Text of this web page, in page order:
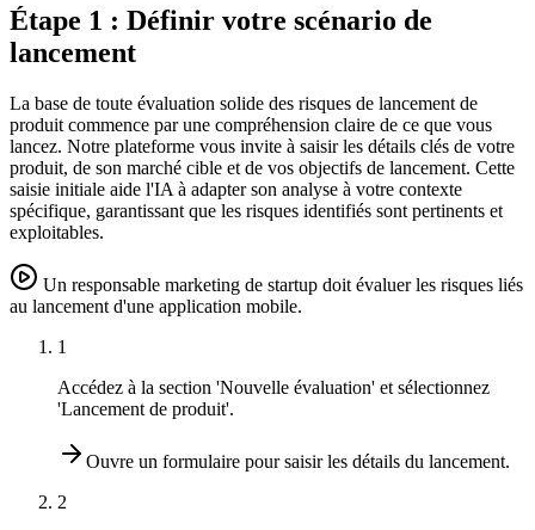
Étape 1 : Définir votre scénario de
lancement
La base de toute évaluation solide des risques de lancement de
produit commence par une compréhension claire de ce que vous
lancez. Notre plateforme vous invite à saisir les détails clés de votre
produit, de son marché cible et de vos objectifs de lancement. Cette
saisie initiale aide l'IA à adapter son analyse à votre contexte
spécifique, garantissant que les risques identifiés sont pertinents et
exploitables.
Un responsable marketing de startup doit évaluer les risques liés
au lancement d'une application mobile.
1
Accédez à la section 'Nouvelle évaluation' et sélectionnez
'Lancement de produit'.
Ouvre un formulaire pour saisir les détails du lancement.
2